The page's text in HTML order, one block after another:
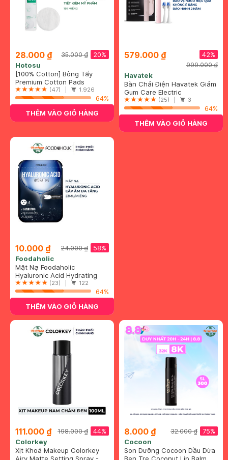
28.000 ₫ 20%
35.000 ₫
Hotosu
[100% Cotton] Bông Tẩy
Trang Hotosu Cao Cấp 150
Miếng
Premium Cotton Pads
(47) | 1.926
64%
THÊM VÀO GIỎ HÀNG
579.000 ₫ 42%
999.000 ₫
Havatek
Bàn Chải Điện Havatek Giảm
Chấn Nướu Màu Hồng
Gum Care Electric
Toothbrush(25) | 3
64%
THÊM VÀO GIỎ HÀNG
10.000 ₫ 58%
24.000 ₫
Foodaholic
Mặt Nạ Foodaholic
Hyaluronic Acid Cấp Ẩm Đa
Tầng 23ml
Hyaluronic Acid Hydrating
Mask
(23) | 122
64%
THÊM VÀO GIỎ HÀNG
111.000 ₫ 44%
198.000 ₫
Colorkey
Xịt Khoá Makeup Colorkey
8.000 ₫ 75%
32.000 ₫
Cocoon
Son Dưỡng Cocoon Dầu Dừa